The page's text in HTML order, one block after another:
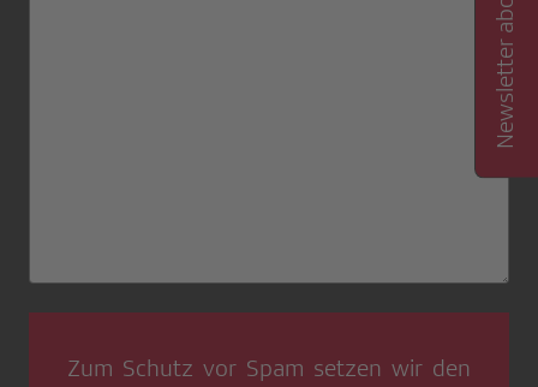
Zum Schutz vor Spam setzen wir den